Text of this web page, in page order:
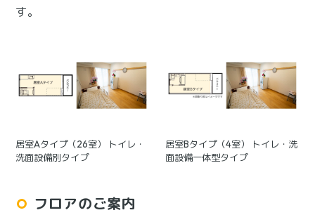
す。
居室Aタイプ（26室） トイレ・
洗面設備別タイプ
居室Bタイプ（4室） トイレ・洗
面設備一体型タイプ
フロアのご案内